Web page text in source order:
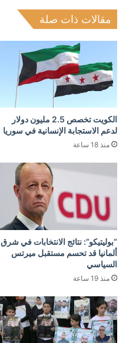
مقالات ذات صلة
الكويت تخصص 2.5 مليون دولار
لدعم الاستجابة الإنسانية في سوريا
منذ 18 ساعة
“بوليتيكو”: نتائج الانتخابات في شرق
ألمانيا قد تحسم مستقبل ميرتس
السياسي
منذ 19 ساعة